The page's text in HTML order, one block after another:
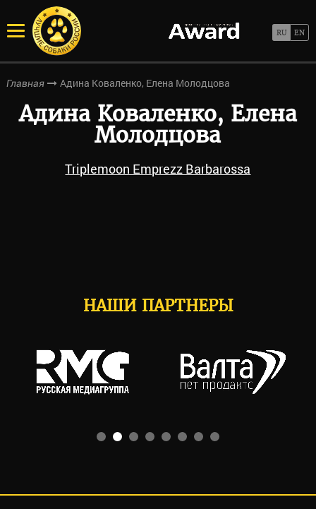
Главная Адина Коваленко, Елена Молодцова
Адина Коваленко, Елена
Молодцова
Triplemoon Emprezz Barbarossa
НАШИ ПАРТНЕРЫ